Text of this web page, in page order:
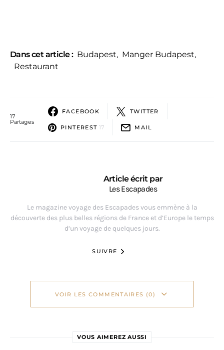
Dans cet article : Budapest, Manger Budapest,
Restaurant
17
Partages
FACEBOOK TWITTER
PINTEREST 17 MAIL
Article écrit par
Les Escapades
Le magazine voyage des Escapades vous emmène à la
découverte des plus belles régions de France et d’Europe le temps
d’un voyage de quelques jours.
SUIVRE
VOIR LES COMMENTAIRES (0)
VOUS AIMEREZ AUSSI